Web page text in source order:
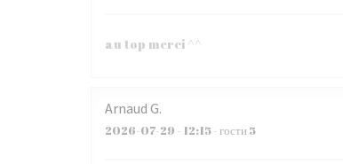
au top merci ^^
Arnaud G
2026-07-29 - 12:15 - гости 5